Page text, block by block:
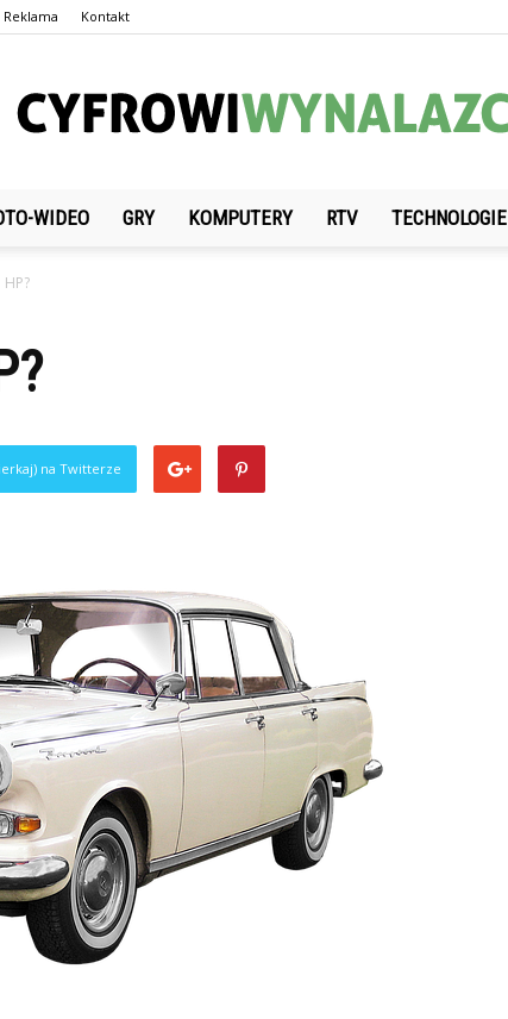
Reklama Kontakt
CyfrowiWynalazcy.pl
WIDEO GRY KOMPUTERY RTV TECHNOLOGIE
na Twitterze